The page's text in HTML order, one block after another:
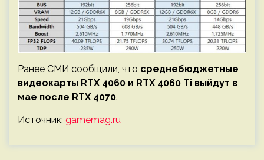
Ранее СМИ сообщили, что среднебюджетные
видеокарты RTX 4060 и RTX 4060 Ti выйдут в
мае после RTX 4070.
Источник: gamemag.ru